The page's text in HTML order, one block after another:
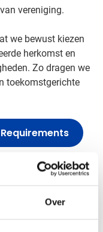
Over
vereniging.
we bewust kiezen
herkomst en
Zo dragen we
toekomstgerichte